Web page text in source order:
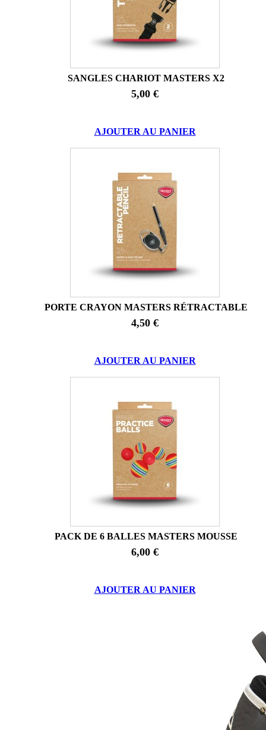
SANGLES CHARIOT MASTERS X2
5,00 €
AJOUTER AU PANIER
PORTE CRAYON MASTERS RÉTRACTABLE
4,50 €
AJOUTER AU PANIER
PACK DE 6 BALLES MASTERS MOUSSE
6,00 €
AJOUTER AU PANIER